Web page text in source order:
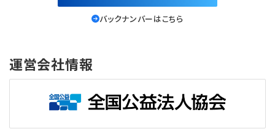
バックナンバーはこちら
運営会社情報